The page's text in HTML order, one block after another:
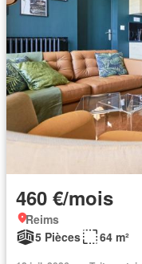
460 €/mois
Reims
5 Pièces
64 m²